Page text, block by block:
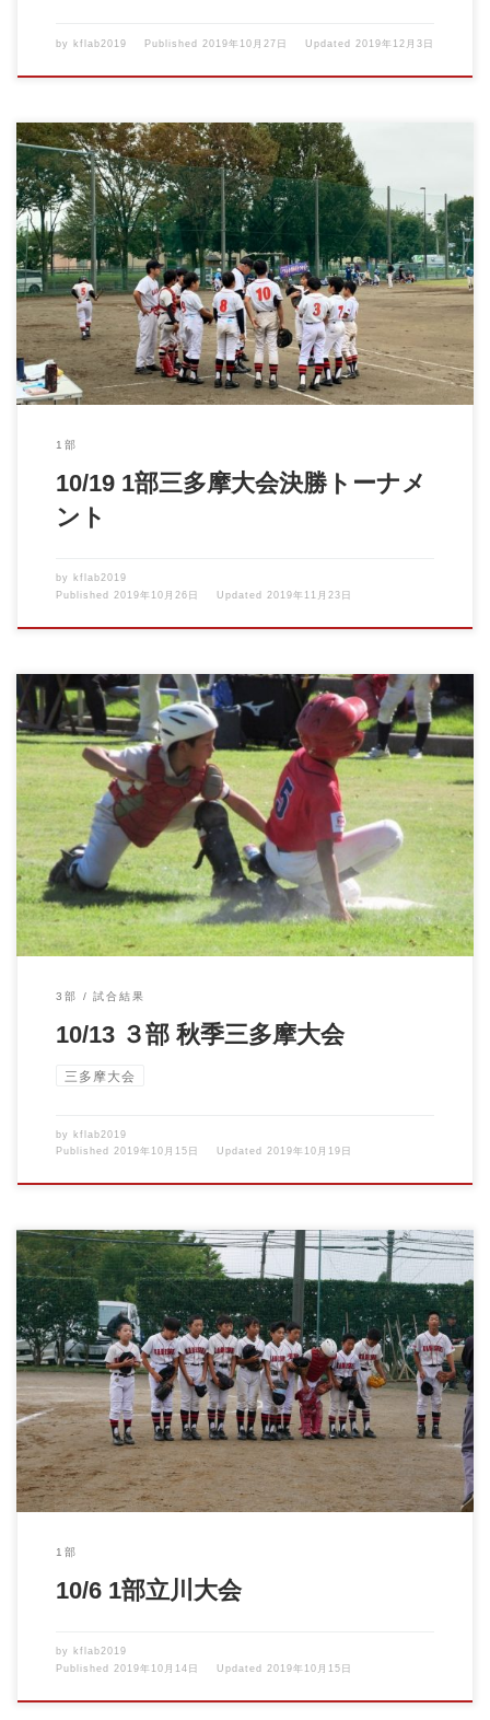
by kflab2019 Published2019年10月27日 Updated2019年12月3日
2019年10月19日 1部三多摩大会決勝トーナメント VS武蔵ライオ
ンズ &n […]
1部
10/19 1部三多摩大会決勝トーナメ
ント
by kflab2019
Published
2019年10月26日 Updated 2019年11月23日
１０／１３ ３部 秋季三多摩大会 ＶＳ平尾ジェイズ 眩しいほど
の晴天? 気合いを […]
3部 試合結果
10/13 ３部 秋季三多摩大会
三多摩大会
by kflab2019
Published 2019年10月15日 Updated 2019年10月19日
2019年10月6日 1部 立川大会VS立川メッツ 何度も戦ってきたチ
ームでした […]
1部
10/6 1部立川大会
by kflab2019
Published
2019年10月14日 Updated 2019年10月15日